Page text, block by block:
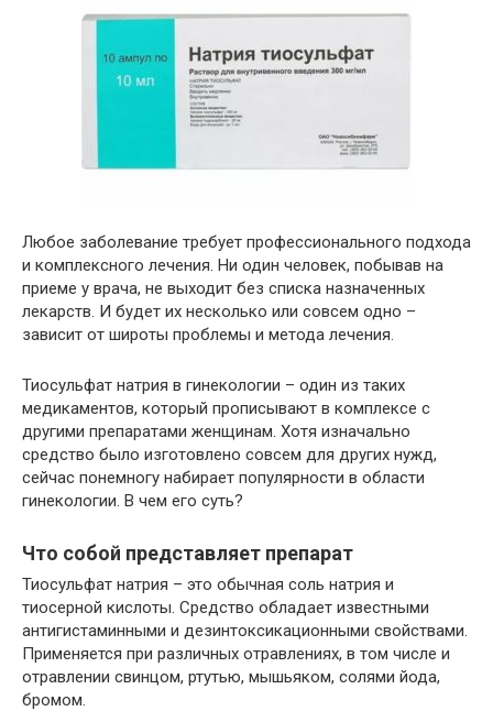
Любое заболевание требует профессионального подхода
и комплексного лечения. Ни один человек, побывав на
приеме у врача, не выходит без списка назначенных
лекарств. И будет их несколько или совсем одно –
зависит от широты проблемы и метода лечения.
Тиосульфат натрия в гинекологии – один из таких
медикаментов, который прописывают в комплексе с
другими препаратами женщинам. Хотя изначально
средство было изготовлено совсем для других нужд,
сейчас понемногу набирает популярности в области
гинекологии. В чем его суть?
Что собой представляет препарат
Тиосульфат натрия – это обычная соль натрия и
тиосерной кислоты. Средство обладает известными
антигистаминными и дезинтоксикационными свойствами.
Применяется при различных отравлениях, в том числе и
отравлении свинцом, ртутью, мышьяком, солями йода,
бромом.